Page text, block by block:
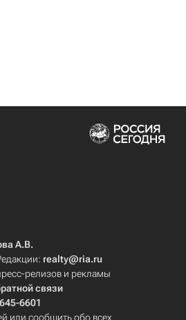
А.В.
realty@ria.ru
релизов и рекламы
связи
6601
или сообщить обо всех